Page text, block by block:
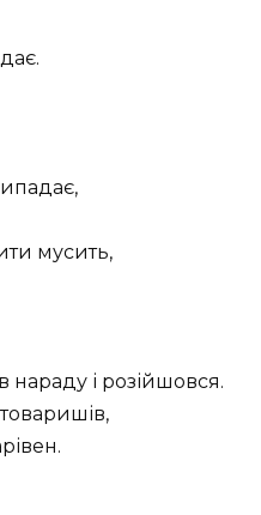
мусить,
нараду і розійшовся.